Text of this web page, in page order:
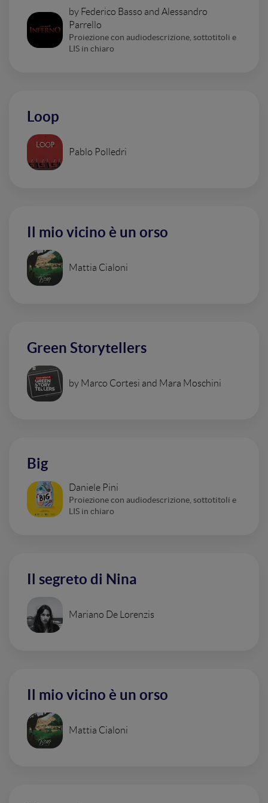
by Federico Basso and Alessandro
Parrello
Proiezione con audiodescrizione, sottotitoli e
LIS in chiaro
Loop
Pablo Polledri
Il mio vicino è un orso
Mattia Cialoni
Green Storytellers
by Marco Cortesi and Mara Moschini
Big
Daniele Pini
Proiezione con audiodescrizione, sottotitoli e
LIS in chiaro
Il segreto di Nina
Mariano De Lorenzis
Il mio vicino è un orso
Mattia Cialoni